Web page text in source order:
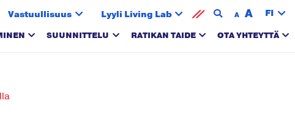
Vastuullisuus Lyyli Living Lab A A FI
SUUNNITTELU RATIKAN TAIDE OTA YHTEYTTÄ